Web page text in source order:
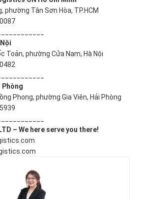
phường Tân Sơn Hòa, TP.HCM
Toản, phường Cửa Nam, Hà Nội
Phòng
Phong, phường Gia Viên, Hải Phòng
– We here serve you there!